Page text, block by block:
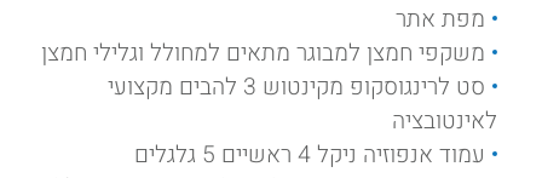
מפת אתר
משקפי חמצן למבוגר מתאים למחולל וגלילי חמצן
סט לרינגוסקופ מקינטוש 3 להבים מקצועי
לאינטובציה
עמוד אנפוזיה ניקל 4 ראשיים 5 גלגלים